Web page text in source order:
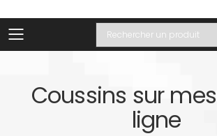
Toggle mobile menu
Recherche
Coussins sur
ligne